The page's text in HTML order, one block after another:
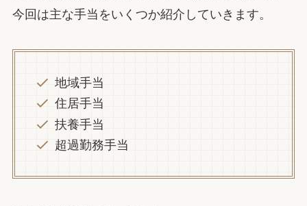
今回は主な手当をいくつか紹介していきます。
地域手当
住居手当
扶養手当
超過勤務手当